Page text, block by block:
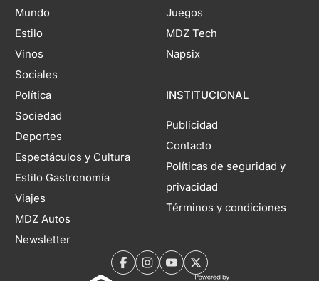
Mundo
Estilo
Vinos
Sociales
Política
Sociedad
Deportes
Espectáculos y Cultura
Estilo Gastronomía
Viajes
MDZ Autos
Newsletter
Juegos
MDZ Tech
Napsix
INSTITUCIONAL
Publicidad
Contacto
Políticas de seguridad y
privacidad
Términos y condiciones